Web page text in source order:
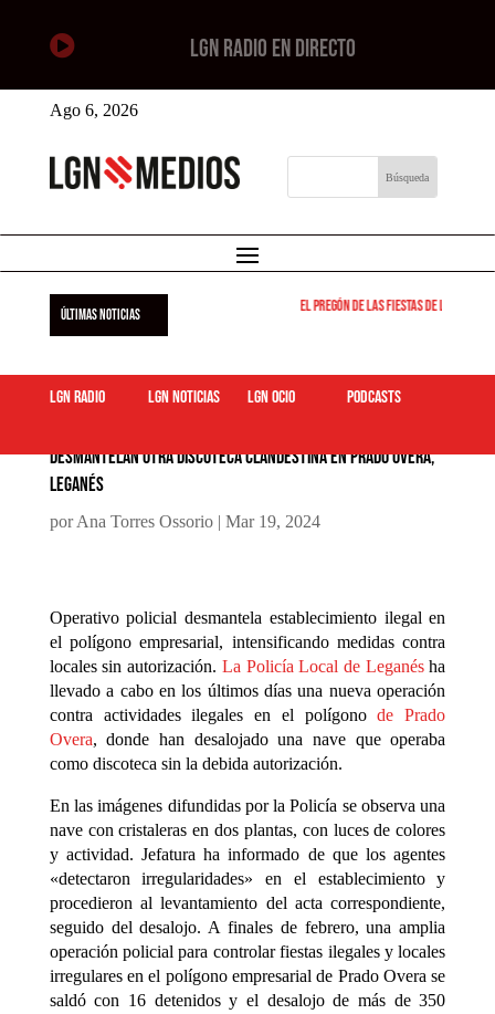
 LGN RADIO EN DIRECTO
Ago 6, 2026
ÚLTIMAS NOTICIAS El pregón de las fiestas de Leganés
LGN Radio LGN Noticias LGN ocio podcasts
Desmantelan otra discoteca clandestina en Prado Overa,
Leganés
porAna Torres Ossorio| Mar 19, 2024
Operativo policial desmantela establecimiento ilegal en
el polígono empresarial, intensificando medidas contra
locales sin autorización. La Policía Local de Leganésha
llevado a cabo en los últimos días una nueva operación
contra actividades ilegales en el polígonode Prado
Overa, donde han desalojado una nave que operaba
como discoteca sin la debida autorización.
En las imágenes difundidas por la Policía se observa una
nave con cristaleras en dos plantas, con luces de colores
y actividad. Jefatura ha informado de que los agentes
«detectaron irregularidades» en el establecimiento y
procedieron al levantamiento del acta correspondiente,
seguido del desalojo. A finales de febrero, una amplia
operación policial para controlar fiestas ilegales y locales
irregulares en el polígono empresarial de Prado Overa se
saldó con 16 detenidos y el desalojo de más de 350